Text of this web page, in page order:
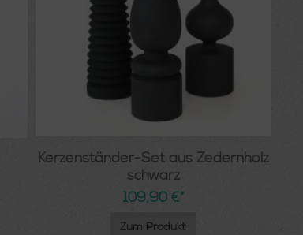
Kerzenständer-Set aus Zedernholz
schwarz
109,90 €*
Zum Produkt